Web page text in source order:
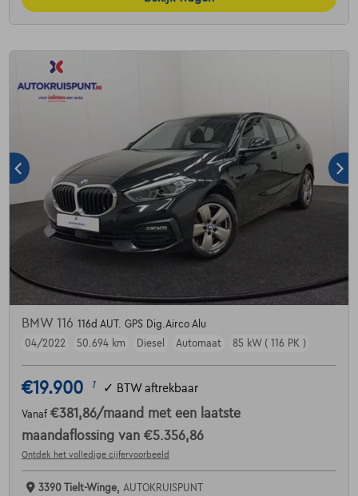
BMW 116 116d AUT. GPS Dig.Airco Alu
04/2022
50.694 km Diesel Automaat 85 kW ( 116 PK )
€19.900 1 ✓ BTW aftrekbaar
Vanaf €381,86/maand met een laatste
maandaflossing van €5.356,86
Ontdek het volledige cijfervoorbeeld
3390 Tielt-Winge, AUTOKRUISPUNT